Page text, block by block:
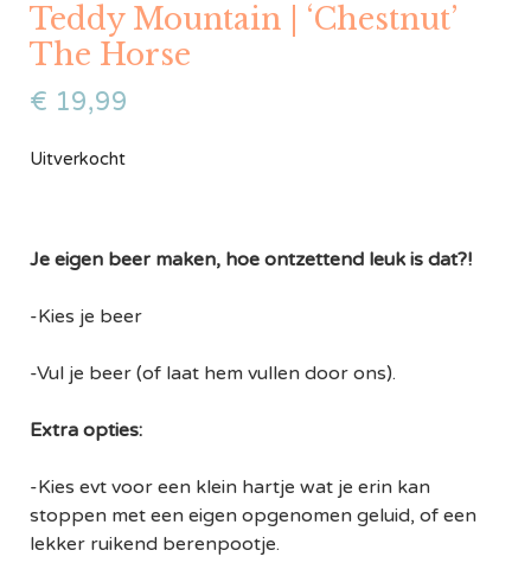
Teddy Mountain | ‘Chestnut’
The Horse
€ 19,99
Uitverkocht
Je eigen beer maken, hoe ontzettend leuk is dat?!
-Kies je beer
-Vul je beer (of laat hem vullen door ons).
Extra opties:
-Kies evt voor een klein hartje wat je erin kan
stoppen met een eigen opgenomen geluid, of een
lekker ruikend berenpootje.